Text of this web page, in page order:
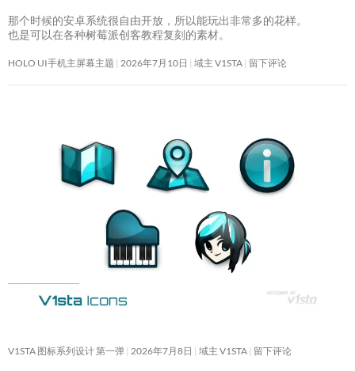
那个时候的安卓系统很自由开放，所以能玩出非常多的花样。
也是可以在各种树莓派创客教程复刻的素材。
HOLO UI手机主屏幕主题 2026年7月10日 域主 V1STA 留下评论
V1STA 图标系列设计 第一弹 2026年7月8日 域主 V1STA 留下评论